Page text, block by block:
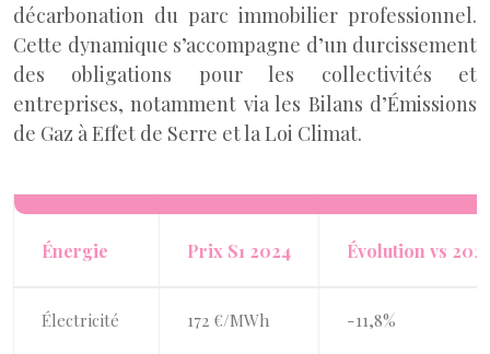
décarbonation du parc immobilier professionnel.
Cette dynamique s’accompagne d’un durcissement
des obligations pour les collectivités et
entreprises, notamment via les Bilans d’Émissions
de Gaz à Effet de Serre et la Loi Climat.
Énergie Prix S1 2024 Évolution vs
Électricité 172 €/MWh -11,8%